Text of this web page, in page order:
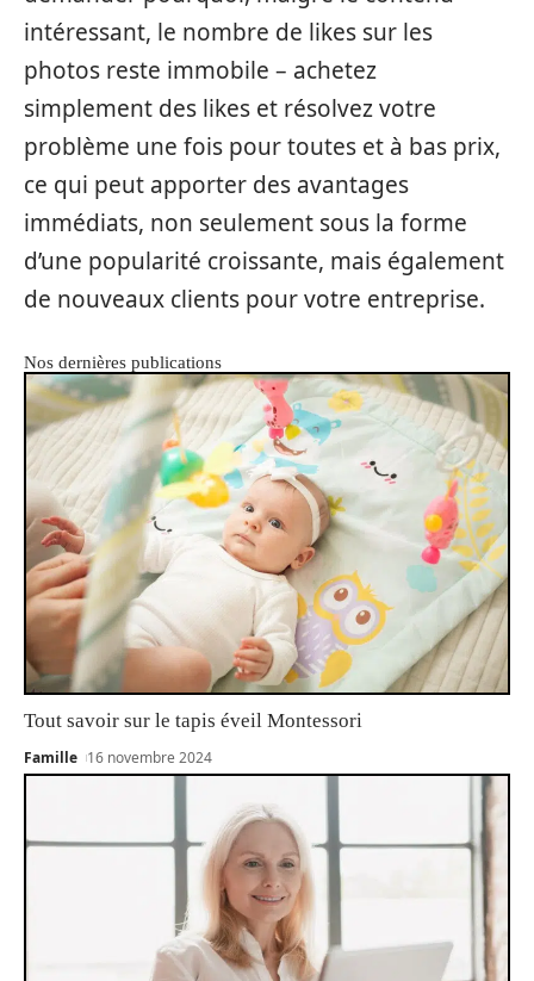
intéressant, le nombre de likes sur les
photos reste immobile – achetez
simplement des likes et résolvez votre
problème une fois pour toutes et à bas prix,
ce qui peut apporter des avantages
immédiats, non seulement sous la forme
d’une popularité croissante, mais également
de nouveaux clients pour votre entreprise.
Nos dernières publications
Tout savoir sur le tapis éveil Montessori
Famille 16 novembre 2024